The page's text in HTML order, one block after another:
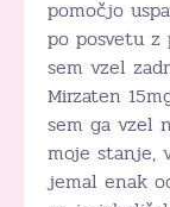
pomočjo
po posvetu
sem vzel
Mirzaten
sem ga vzel
moje stanje,
jemal enak